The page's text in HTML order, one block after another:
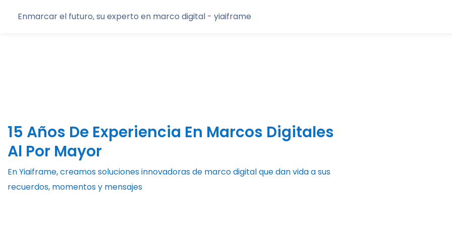
Enmarcar el futuro, su experto en marco digital - yiaiframe
15 Años De Experiencia En Marcos Digitales
Al Por Mayor
En Yiaiframe, creamos soluciones innovadoras de marco digital que dan vida a sus
recuerdos, momentos y mensajes